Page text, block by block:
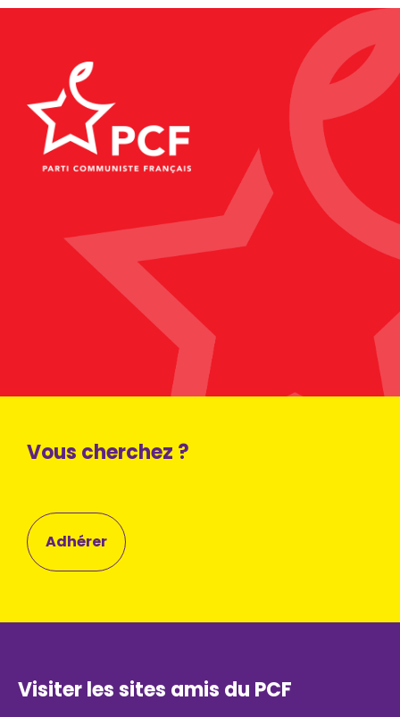
Vous cherchez ?
Adhérer
Visiter les sites amis du PCF